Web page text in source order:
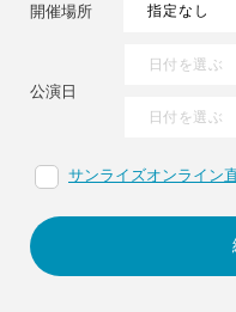
公演日
開催場所
サンライズオンライン